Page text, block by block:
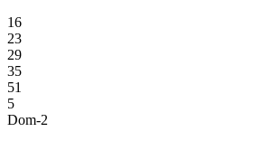
16
23
29
35
51
5
Dom-2